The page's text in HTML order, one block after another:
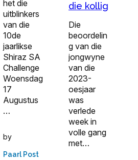
het die
uitblinkers
van die
10de
jaarlikse
Shiraz SA
Challenge
Woensdag
17
Augustus
…
by
Paarl Post
die kollig
Die
beoordelin
g van die
jongwyne
van die
2023-
oesjaar
was
verlede
week in
volle gang
met…